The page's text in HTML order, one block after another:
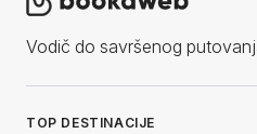
Vodič do savršenog
TOP DESTINACIJE